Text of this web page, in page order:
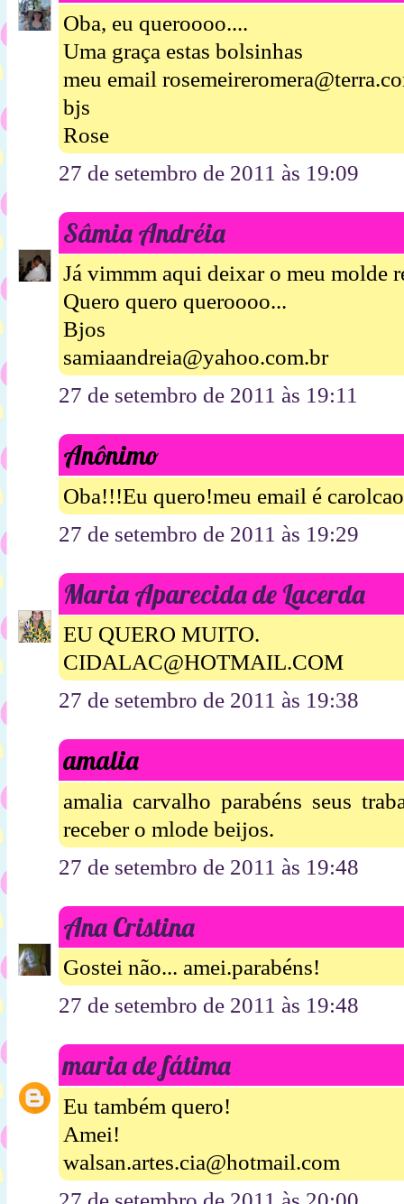
Oba, eu queroooo....
Uma graça estas bolsinhas
meu email
bjs
Rose
27 de setembro de 2011 às 19:09
Sâmia Andréia
Já vimmm aqui deixar o meu molde
Quero quero queroooo...
Bjos
samiaandreia@yahoo.com.br
27 de setembro de 2011 às 19:11
Anônimo
Oba!!!Eu quero!meu email é
27 de setembro de 2011 às 19:29
Maria Aparecida de Lacerda
EU QUERO MUITO.
CIDALAC@HOTMAIL.COM
27 de setembro de 2011 às 19:38
amalia
amalia carvalho parabéns seus
receber o mlode beijos.
27 de setembro de 2011 às 19:48
Ana Cristina
Gostei não... amei.parabéns!
27 de setembro de 2011 às 19:48
maria de fátima
Eu também quero!
Amei!
walsan.artes.cia@hotmail.com